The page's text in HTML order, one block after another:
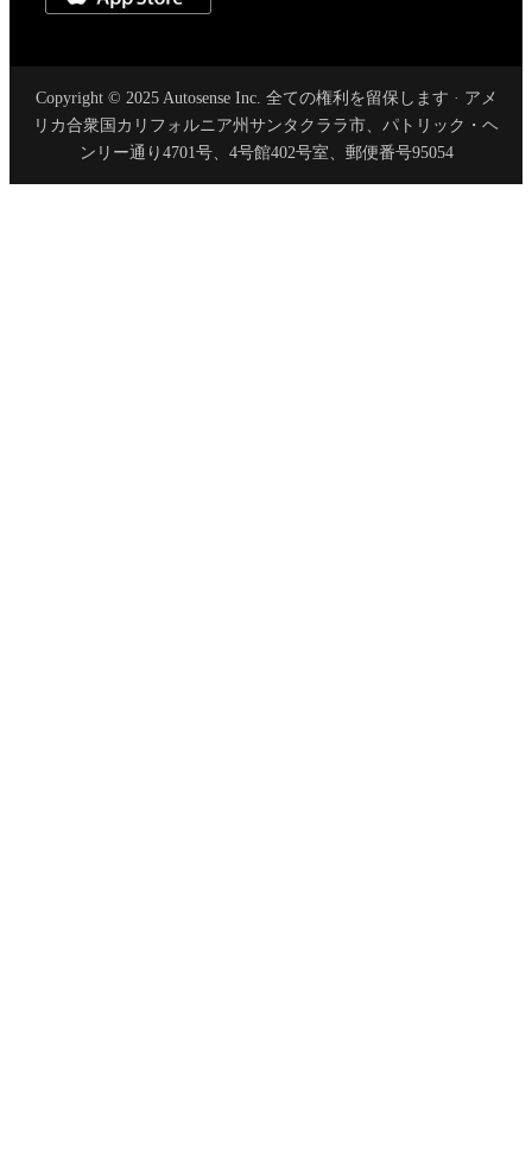
Copyright © 2025 Autosense Inc. 全ての権利を留保します · アメ
リカ合衆国カリフォルニア州サンタクララ市、パトリック・ヘ
ンリー通り4701号、4号館402号室、郵便番号95054